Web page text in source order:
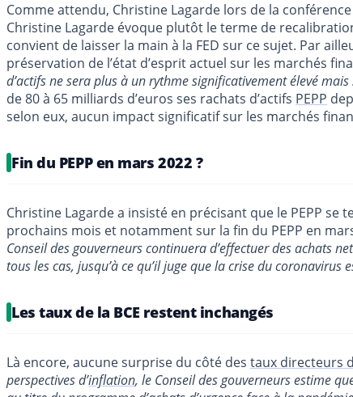
Comme attendu, Christine Lagarde lors de la
Christine Lagarde évoque plutôt le terme de
convient de laisser la main à la FED sur ce sujet. Par
préservation de l’état d’esprit actuel sur les marchés
d’actifs ne sera plus à un rythme significativement élevé
de 80 à 65 milliards d’euros ses rachats d’actifs PEPP
selon eux, aucun impact significatif sur les marchés
Fin du PEPP en mars 2022 ?
Christine Lagarde a insisté en précisant que le PEPP
prochains mois et notamment sur la fin du PEPP en
Conseil des gouverneurs continuera d’effectuer des achats
tous les cas, jusqu’à ce qu’il juge que la crise du coronavirus
Les taux de la BCE restent inchangés
Là encore, aucune surprise du côté des taux directeurs
perspectives d’inflation, le Conseil des gouverneurs estime